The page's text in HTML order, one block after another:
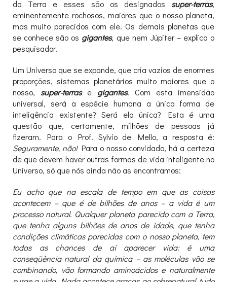
da Terra e esses são os designados super-terras,
eminentemente rochosos, maiores que o nosso planeta,
mas muito parecidos com ele. Os demais planetas que
se conhece são os gigantes, que nem Júpiter – explica o
pesquisador.
Um Universo que se expande, que cria vazios de enormes
proporções, sistemas planetários muito maiores que o
nosso, super-terrase gigantes. Com esta imensidão
universal, será a espécie humana a única forma de
inteligência existente? Será ela única? Esta é uma
questão que, certamente, milhões de pessoas já
fizeram. Para o Prof. Sylvio de Mello, a resposta é:
Seguramente, não!Para o nosso convidado, há a certeza
de que devem haver outras formas de vida inteligente no
Universo, só que nós ainda não as encontramos:
Eu acho que na escala de tempo em que as coisas
acontecem – que é de bilhões de anos – a vida é um
processo natural. Qualquer planeta parecido com a Terra,
que tenha alguns bilhões de anos de idade, que tenha
condições climáticas parecidas com o nosso planeta, tem
todas as chances de aí aparecer vida: é uma
conseqüência natural da química – as moléculas vão se
combinando, vão formando aminoácidos e naturalmente